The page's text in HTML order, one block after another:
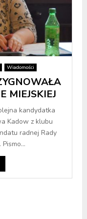
Wiadomości
MIEJSKIEJ
kandydatka
Kadow z klubu
radnej Rady